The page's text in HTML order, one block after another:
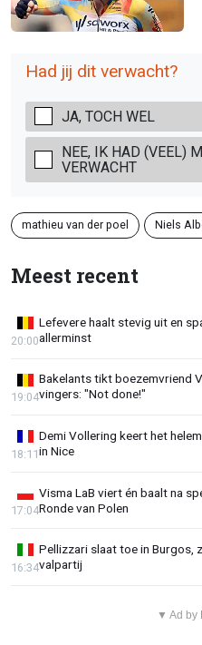
Had jij dit verwacht?
JA, TOCH WEL
NEE, IK HAD (VEEL)
VERWACHT
mathieu van der poel Niels
Meest recent
Lefevere haalt stevig uit en
allerminst
20:00
Bakelants tikt boezemvriend
vingers: "Not done!"
19:04
Demi Vollering keert het
in Nice
18:11
Visma LaB viert én baalt na
Ronde van Polen
17:04
Pellizzari slaat toe in Burgos,
valpartij
16:34
▼ Ad by